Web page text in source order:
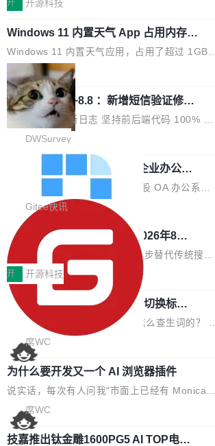
在 5 月发布了 Mythos 5...
级 Java 网络应用框架，核心基于 JDK 原生 NI
O 构建 Reactor 多路复用模型，不依赖 Netty、
Tomcat 等任何第三方网络库。其 HTTP/2 协议
栈从 HPACK、Huffman 到 ALPN 均为自主实
现，在基准测试中与 Un...
业、学术、投资人士，集中展出近百项覆盖AI芯
片、算力、模型、应用全链条创新项目，聚焦AI
技术产业化落地与资本对接，呈现当前国内AI前
沿技术突破与商业化最新进展。 活动围绕AI学术
研究与产业落地融合展开多维度研讨。星连资本
创始合伙人张鸣晨表示，AI产业化是长期产融结
合过程，早期优质技术项目需持续资本与产业资
者、产业专家、投资人围绕AI前沿技术瓶颈、行
业固有认知重构等议题展开跨界对话，聚焦行业
真实痛点与突破方向...
开 开源科技
Windows 11 内置天气 App 占用内存超
过 1GB
Windows 11 内置天气应用，占用了超过 1GB
内存。 Notebookcheck 的测试发现这个数字
时，反复确认了多次。不是 100MB，不是 500
MB，是 1 个 G。一个显示天气的应用。 Windo
ws 内置应用臃肿早就是老话题了，但一款天气
应用占用内存就超过 1G 还是过于离谱——问题
个嵌在 Edge WebView 里的网页。它不是一个
「应用」，它是一个运行在浏览器引擎里的网
页，外面套了一层 Windows 的壳。 WebView2
本身就是个内存大户。它加载了完整的 Edge 渲
染引擎，包括 JavaScript 引擎...
局
调问更新7.26~8.8 ：新增短信验证修
改，考试能力升级
DWSurvey 更新日志 坚持前后端代码 100% 开
源助力企业建设自主可控的问卷调研系统 官网地
址www.diaowen.net ➔ 源码下载Gitee 仓库 ➔
本次更新新增短信验证修改已答问卷功能，提升
答卷安全性；同时升级考试能力，完善填空题判
分、防切屏等功能体验，并优化多项产品细节，
提升整体使用体验。 新增功能 01. 新增验证手
机号后查看、修改已答问卷功能 02. 新增填空题
判分功能 03. 添加协作管理员支持树形结构选择
体验优化与修复 •页面与体验优化 优化工作台首
页 UI 展示效果，提升页面使用体验。 优化防切
屏提醒规则，调整为每次切屏均触发提示，提升
考试规范性。 优化登录状...
DWSurvey
勾股 OA v6.0.2 已经发布，企业办公系
勾股 OA v6.0.2 已经发布。 勾股 OA 办公系统
是一款简单实用的开源的企业办公系统。系统集
成了系统设置、附件管理、人事管理、行政管
理、消息管理、资产管理、企业公告、知识网
盘、审批流程设置、办公审批、工作计划、工作
汇报、工作日志、日常办公、财务管理、客户管
理、合同管理、项目管理、任务管理等功能模
块。系统简约，易于功能扩展，方便二次开发，
可以用来做日常 OA，CRM，ERP，业务管理等
系统。 勾股OA6.0.2版本主要是对勾股OA 6第
一个大版本发布的部分功能细节优化和bug问题
修复的版本，具体更新日志如下： 1、补全新版
本的各个审批类型的审批单导出 2、优化各个审
Gitee快讯
942亿赛道如何选对伙伴？2026年8月G
EO公司推荐
当DeepSeek、豆包等大模型逐步替代传统搜索
成为用户获取信息的主要入口,品牌竞争的逻辑变
了:不再是争抢关键词排名,而是想办法进入AI脱
口而出的那个答案。"GEO公司推荐"这个搜索词
背后,折射的是企业面对新兴服务赛道时的集体困
惑——该信谁、看什么、怎么选。 据易观分析
《中国GEO市场产业图谱》数据,2026年中国GE
O行业规模预计达942亿元,同比增长169.7%。G
artner同期预测,传统搜索引擎访问量年内将下滑
国消费者调研则指出,37%的用户在有明确购买需
求时倾向于先问AI。几组数据指向一致:GEO已
开 开源科技
任意网页划词 AI 问答：不用切换标签页
的效率秘诀
看英文技术文档的时候，你是怎么查生词的？ 我
猜大多数人的流程是：选中单词 → Ctrl+C → 切
到翻译标签页 → Ctrl+V → 看翻译 → 切回原
文。遇到不懂的代码片段，再切到 ChatGPT 问
一下。来回切换几次，思路早断了。 今天介绍的
开源 Chrome 扩展 AI Helper，有一个划词浮动
工具栏功能，能让你在任意网页选中文本就直接
用 AI，完全不用切换标签页。 划词工具栏是什
席WC
为什么要开发又一个 AI 浏览器插件
说实话，每次有人问我"市面上已经有 Monica、
Sider、Copilot for Chrome 这些 AI 浏览器插件
了，你为什么还要再做一个"，我都觉得这个问题
问得好。 因为我自己也是从用户变成开发者的。
席WC
技嘉推出钛金雕1600PG5 AI TOP电